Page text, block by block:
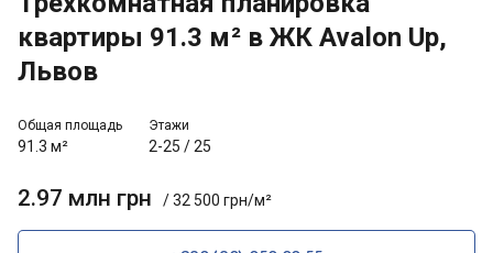
квартиры 91.3 м² в ЖК Avalon Up,
Львов
Общая площадь
91.3 м²
Этажи
2-25 /25
2.97 млн грн / 32 500 грн/м²